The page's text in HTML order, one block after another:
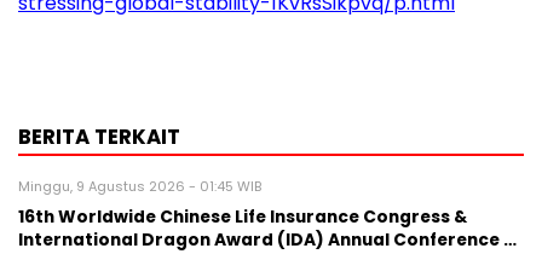
BERITA TERKAIT
Minggu, 9 Agustus 2026 - 01:45 WIB
16th Worldwide Chinese Life Insurance Congress &
International Dragon Award (IDA) Annual Conference …